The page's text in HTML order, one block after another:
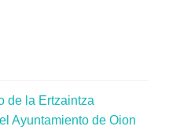
de la Ertzaintza
Ayuntamiento de Oion